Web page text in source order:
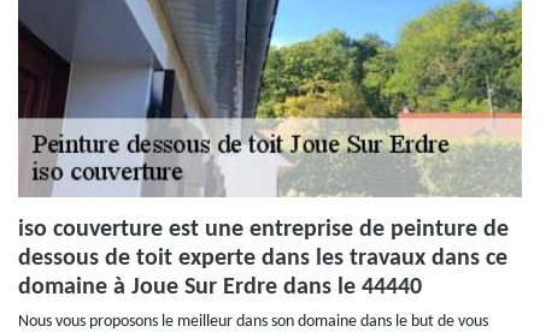
iso couverture est une entreprise de peinture de
dessous de toit experte dans les travaux dans ce
domaine à Joue Sur Erdre dans le 44440
Nous vous proposons le meilleur dans son domaine dans le but de vous